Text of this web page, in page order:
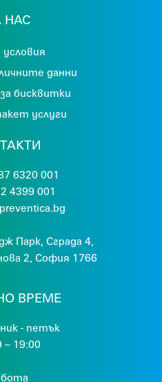
НАС
данни
бисквитки
услуги
6320 001
4399 001
Парк, Сграда 4,
2, София 1766
ВРЕМЕ
- петък
– 19:00